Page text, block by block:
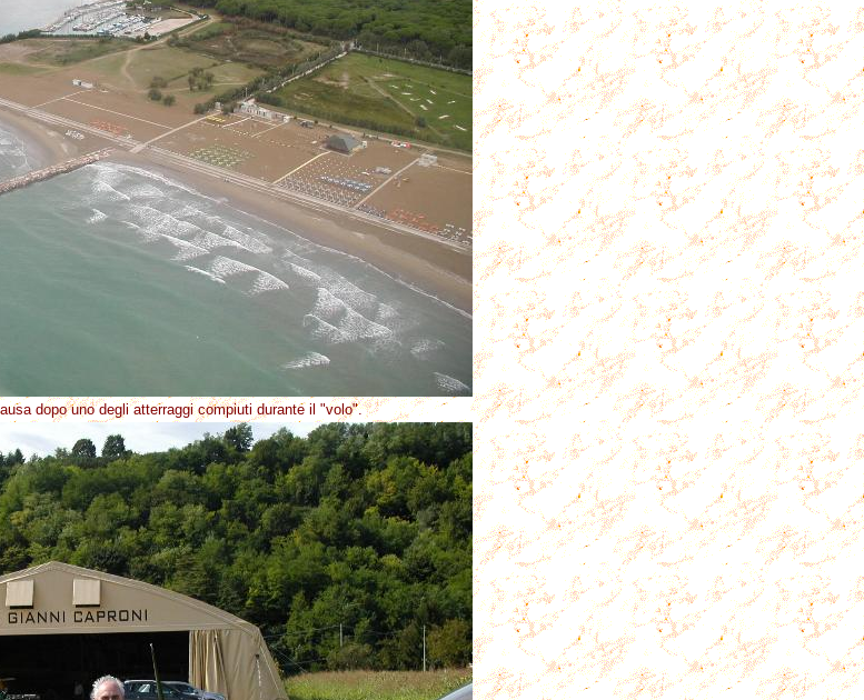
dopo uno degli atterraggi compiuti durante il "volo".